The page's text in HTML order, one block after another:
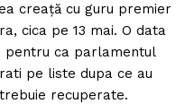
creață cu guru premier
cica pe 13 mai. O data
pentru ca parlamentul
pe liste dupa ce au
recuperate.